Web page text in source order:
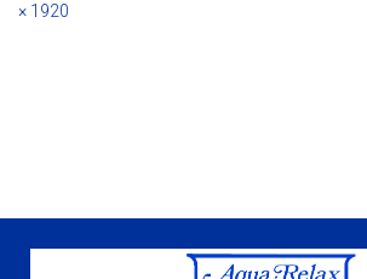
× 1920